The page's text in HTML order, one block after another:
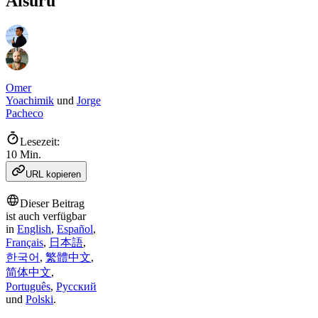
Omer
Yoachimik und Jorge
Pacheco
Lesezeit:
10 Min.
URL kopieren
Dieser Beitrag
ist auch verfügbar
in English, Español,
Français, 日本語,
한국어 , 繁體中文,
简体中文,
Português, Русский
und Polski.